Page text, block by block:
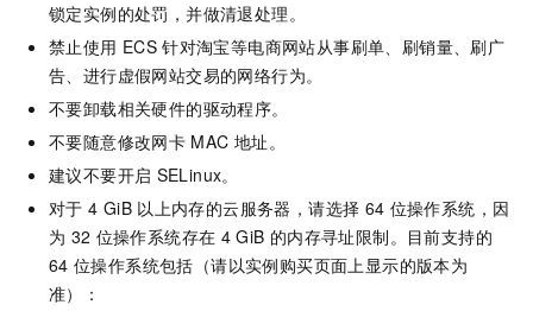
锁定实例的处罚，并做清退处理。
禁止使用 ECS 针对淘宝等电商网站从事刷单、刷销量、刷广
告、进行虚假网站交易的网络行为。
不要卸载相关硬件的驱动程序。
不要随意修改网卡 MAC 地址。
建议不要开启 SELinux。
对于 4 GiB 以上内存的云服务器，请选择 64 位操作系统，因
为 32 位操作系统存在 4 GiB 的内存寻址限制。目前支持的
64 位操作系统包括（请以实例购买页面上显示的版本为
准）：